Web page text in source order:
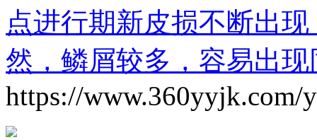
点进行期新皮损不断出
然，鳞屑较多，容易出
https://www.360yyjk.com/